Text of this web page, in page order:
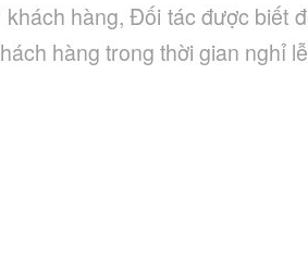
hàng, Đối tác được biết
hàng trong thời gian nghỉ